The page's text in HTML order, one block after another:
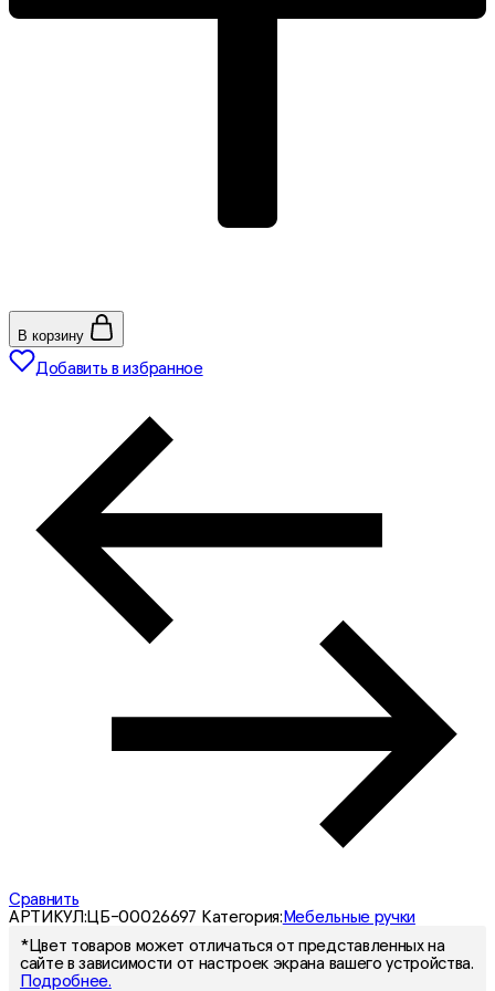
В корзину
Добавить в избранное
Сравнить
АРТИКУЛ:ЦБ-00026697 Категория: Мебельные ручки
*Цвет товаров может отличаться от представленных на
сайте в зависимости от настроек экрана вашего устройства.
Подробнее.